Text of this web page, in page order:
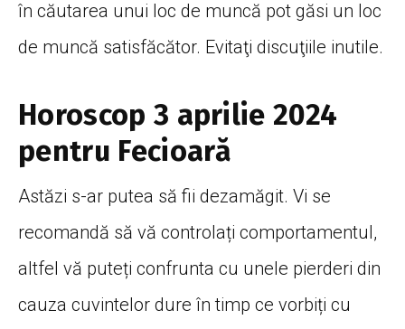
în căutarea unui loc de muncă pot găsi un loc
de muncă satisfăcător. Evitaţi discuţiile inutile.
Horoscop 3 aprilie 2024
pentru Fecioară
Astăzi s-ar putea să fii dezamăgit. Vi se
recomandă să vă controlați comportamentul,
altfel vă puteți confrunta cu unele pierderi din
cauza cuvintelor dure în timp ce vorbiți cu